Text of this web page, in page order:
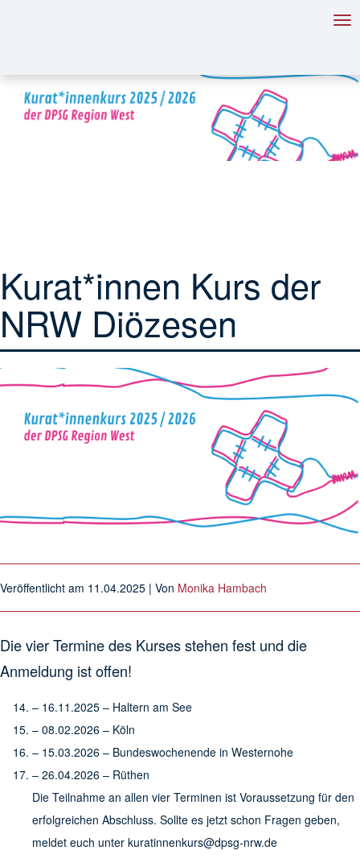
Kurat*innen Kurs der
NRW Diözesen
Veröffentlicht am 11.04.2025 | Von Monika Hambach
Die vier Termine des Kurses stehen fest und die
Anmeldung ist offen!
– 16.11.2025 – Haltern am See
– 08.02.2026 – Köln
– 15.03.2026 – Bundeswochenende in Westernohe
– 26.04.2026 – Rüthen
Die Teilnahme an allen vier Terminen ist Voraussetzung für den
erfolgreichen Abschluss. Sollte es jetzt schon Fragen geben,
meldet euch unter kuratinnenkurs@dpsg-nrw.de